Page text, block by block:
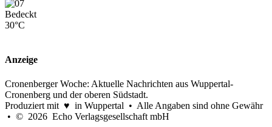
Bedeckt
30°C
Anzeige
Cronenberger Woche: Aktuelle Nachrichten aus Wuppertal-
Cronenberg und der oberen Südstadt.
Produziert mit ♥ in Wuppertal • Alle Angaben sind ohne Gewähr
• © 2026 Echo Verlagsgesellschaft mbH